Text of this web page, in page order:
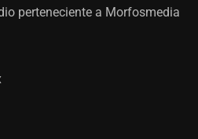
perteneciente a Morfosmedia